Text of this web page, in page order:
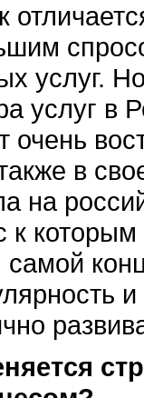
услуг.
услуг в
очень
в
на
к
самой